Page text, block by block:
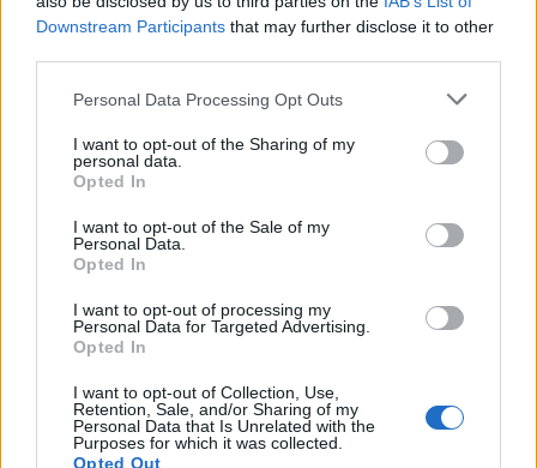
Downstream Participants that may further disclose it to other
Please note that this website/app uses one or more Google
not limited to your visit or usage behaviour. You may click to
grant or deny consent to Google and its third-party tags to
use your data for below specified purposes in below Google
consent section.
Personal Data Processing Opt Outs
I want to opt-out of the Sharing of my
personal data.
Opted In
I want to opt-out of the Sale of my
Personal Data.
Opted In
I want to opt-out of processing my
Personal Data for Targeted Advertising.
Opted In
I want to opt-out of Collection, Use,
Retention, Sale, and/or Sharing of my
Personal Data that Is Unrelated with the
Purposes for which it was collected.
Opted Out
Ανήλικη αρνήθηκε τη χημειοθεραπεία και
πέθανε – Καταδικάστηκαν οι γονείς της